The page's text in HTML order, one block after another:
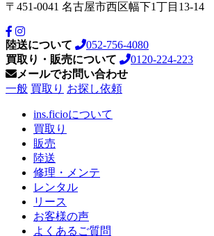
〒451-0041 名古屋市西区幅下1丁目13-14
陸送について
052-756-4080
買取り・販売について
0120-224-223
メールでお問い合わせ
一般 買取り お探し依頼
ins.ficioについて
買取り
販売
陸送
修理・メンテ
レンタル
リース
お客様の声
よくあるご質問